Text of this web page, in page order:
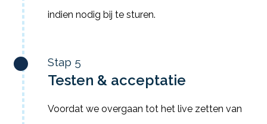
indien nodig bij te sturen.
Stap 5
Testen & acceptatie
Voordat we overgaan tot het live zetten van